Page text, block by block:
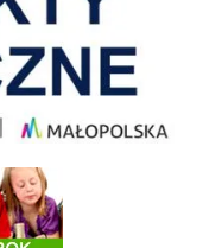
rok szkolny 2026/2027